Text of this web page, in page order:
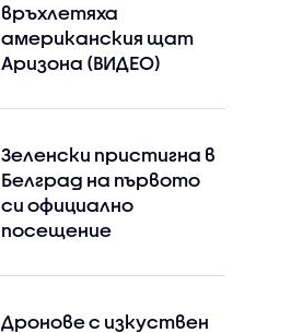
връхлетяха
американския щат
Аризона (ВИДЕО)
Зеленски пристигна в
Белград на първото
си официално
посещение
Дронове с изкуствен